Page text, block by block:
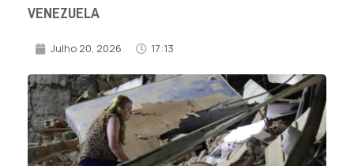
VENEZUELA
Julho 20, 2026 17:13